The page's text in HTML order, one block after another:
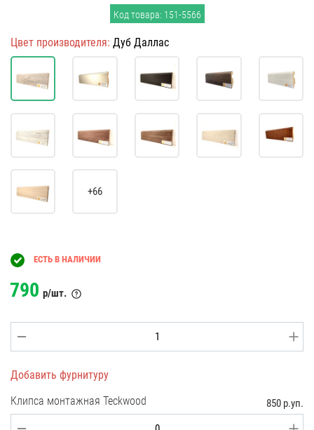
Код товара: 151-5566
Цвет производителя: Дуб Даллас
+66
ЕСТЬ В НАЛИЧИИ
790 р/шт.
Добавить фурнитуру
Клипса монтажная Teckwood
850 р.уп.